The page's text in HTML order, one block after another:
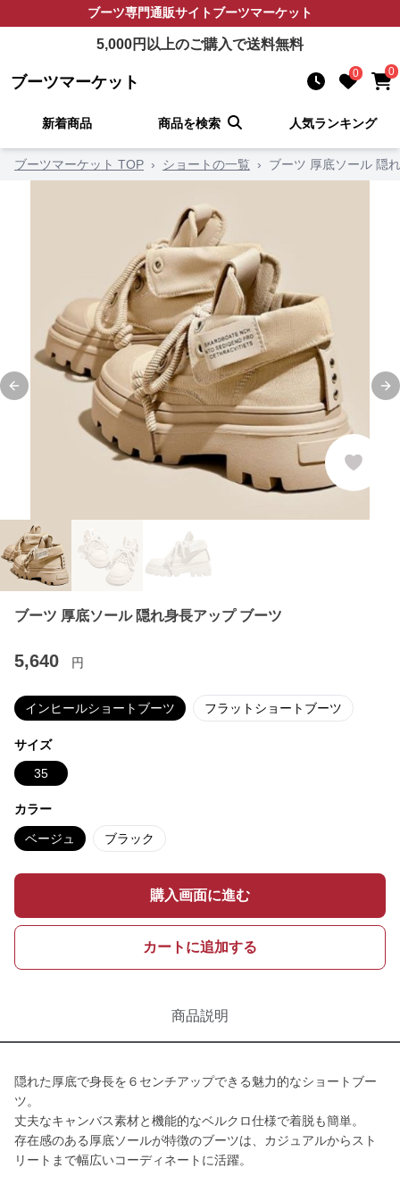
ブーツ専門通販サイトブーツマーケット
5,000円以上のご購入で送料無料
ブーツマーケット 0 0
新着商品 商品を検索 人気ランキング
ブーツマーケット TOP › ショートの一覧 › ブーツ 厚底ソール 隠
Previous slide
ブーツ 厚底ソール 隠れ身長アップ ブーツ
5,640 円
インヒールショートブーツ フラットショートブーツ
サイズ
35
カラー
ベージュ ブラック
購入画面に進む
カートに追加する
商品説明
隠れた厚底で身長を６センチアップできる魅力的なショートブー
ツ。
丈夫なキャンバス素材と機能的なベルクロ仕様で着脱も簡単。
存在感のある厚底ソールが特徴のブーツは、カジュアルからスト
リートまで幅広いコーディネートに活躍。